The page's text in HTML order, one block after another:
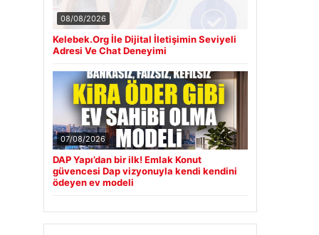
08/08/2026
Kelebek.Org İle Dijital İletişimin Seviyeli
Adresi Ve Chat Deneyimi
07/08/2026
DAP Yapı’dan bir ilk! Emlak Konut
güvencesi Dap vizyonuyla kendi kendini
ödeyen ev modeli